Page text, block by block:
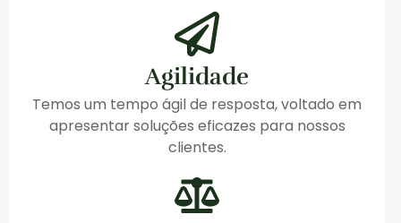
Agilidade
Temos um tempo ágil de resposta, voltado em
apresentar soluções eficazes para nossos
clientes.